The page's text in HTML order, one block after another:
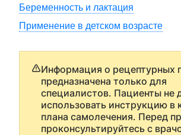
Беременность и лактация
Применение в детском возрасте
Информация о рецептурных
предназначена только для
специалистов. Пациенты не
использовать инструкцию в
плана самолечения. Перед
проконсультируйтесь с